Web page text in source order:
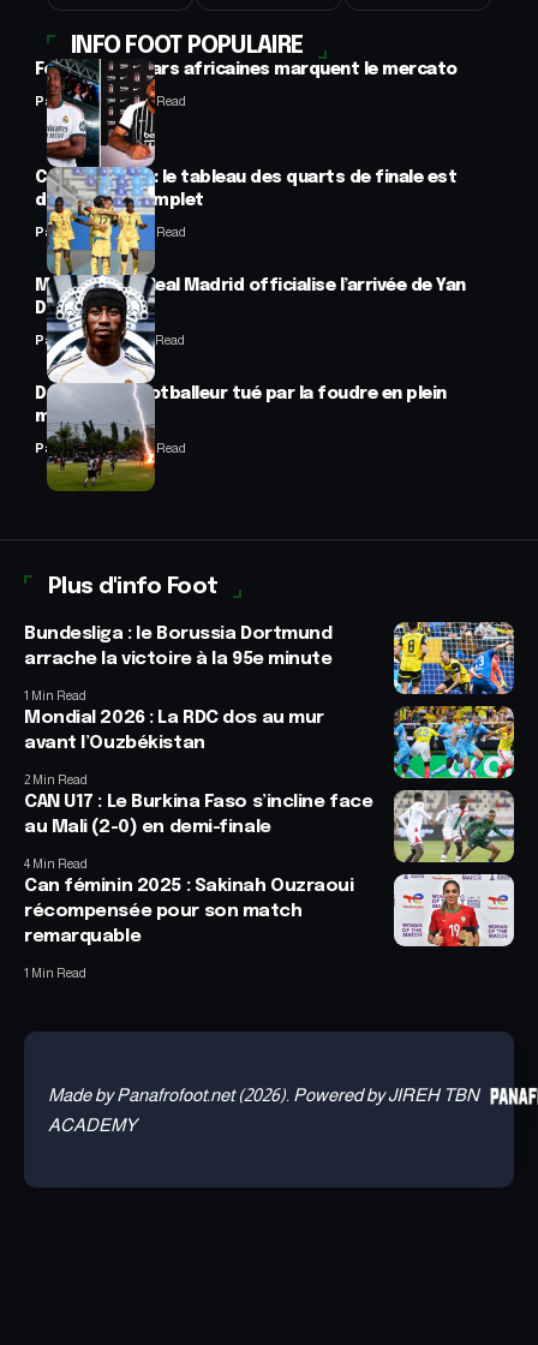
INFO FOOT POPULAIRE
Football : 2 stars africaines marquent le mercato
Panafrofoot2 Min Read
CAN féminine : le tableau des quarts de finale est
désormais complet
Panafrofoot2 Min Read
Mercato : Le Real Madrid officialise l’arrivée de Yan
Diomandé
Panafrofoot1 Min Read
Drame : un footballeur tué par la foudre en plein
match
Panafrofoot2 Min Read
Plus d'info Foot
Bundesliga : le Borussia Dortmund
arrache la victoire à la 95e minute
1 Min Read
Mondial 2026 : La RDC dos au mur
avant l’Ouzbékistan
2 Min Read
CAN U17 : Le Burkina Faso s’incline face
au Mali (2-0) en demi-finale
4 Min Read
Can féminin 2025 : Sakinah Ouzraoui
récompensée pour son match
remarquable
1 Min Read
Made by Panafrofoot.net (2026). Powered by JIREH TBN
ACADEMY